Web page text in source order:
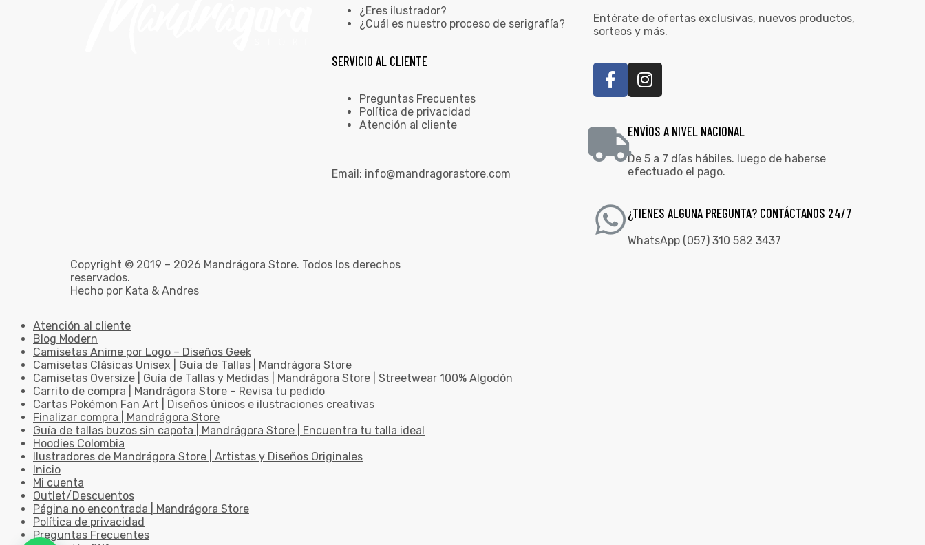
¿Eres ilustrador?
¿Cuál es nuestro proceso de serigrafía?
SERVICIO AL CLIENTE
Preguntas Frecuentes
Política de privacidad
Atención al cliente
Email: info@mandragorastore.com
Entérate de ofertas exclusivas, nuevos productos,
sorteos y más.
ENVÍOS A NIVEL NACIONAL
De 5 a 7 días hábiles. luego de haberse
efectuado el pago.
¿TIENES ALGUNA PREGUNTA? CONTÁCTANOS 24/7
WhatsApp (057) 310 582 3437
Copyright © 2019 – 2026 Mandrágora Store. Todos los derechos
reservados.
Hecho por Kata & Andres
Atención al cliente
Blog Modern
Camisetas Anime por Logo – Diseños Geek
Camisetas Clásicas Unisex | Guía de Tallas | Mandrágora Store
Camisetas Oversize | Guía de Tallas y Medidas | Mandrágora Store | Streetwear 100% Algodón
Carrito de compra | Mandrágora Store – Revisa tu pedido
Cartas Pokémon Fan Art | Diseños únicos e ilustraciones creativas
Finalizar compra | Mandrágora Store
Guía de tallas buzos sin capota | Mandrágora Store | Encuentra tu talla ideal
Hoodies Colombia
Ilustradores de Mandrágora Store | Artistas y Diseños Originales
Inicio
Mi cuenta
Outlet/Descuentos
Página no encontrada | Mandrágora Store
Política de privacidad
Preguntas Frecuentes